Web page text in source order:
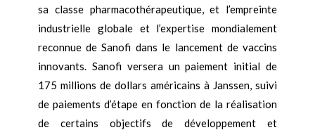
sa classe pharmacothérapeutique, et l’empreinte
industrielle globale et l’expertise mondialement
reconnue de Sanofi dans le lancement de vaccins
innovants. Sanofi versera un paiement initial de
175 millions de dollars américains à Janssen, suivi
de paiements d’étape en fonction de la réalisation
de certains objectifs de développement et